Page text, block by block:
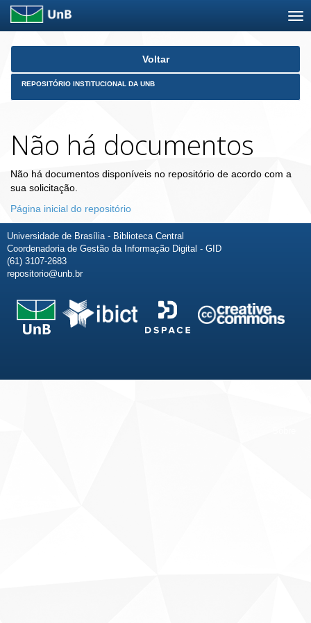
Skip
Voltar
REPOSITÓRIO INSTITUCIONAL DA UNB
Não há documentos
Não há documentos disponíveis no repositório de acordo com a
sua solicitação.
Página inicial do repositório
Universidade de Brasília - Biblioteca Central
Coordenadoria de Gestão da Informação Digital - GID
(61) 3107-2683
repositorio@unb.br